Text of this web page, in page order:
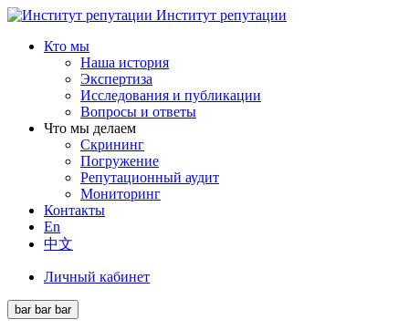
Институт репутации
Кто мы
Наша история
Экспертиза
Исследования и публикации
Вопросы и ответы
Что мы делаем
Скрининг
Погружение
Репутационный аудит
Мониторинг
Контакты
En
中文
Личный кабинет
bar bar bar